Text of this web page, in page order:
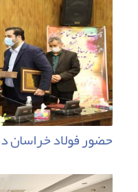
حضور فولاد خراسان